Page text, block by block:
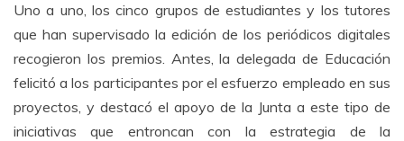
Uno a uno, los cinco grupos de estudiantes y los tutores
que han supervisado la edición de los periódicos digitales
recogieron los premios. Antes, la delegada de Educación
felicitó a los participantes por el esfuerzo empleado en sus
proyectos, y destacó el apoyo de la Junta a este tipo de
iniciativas que entroncan con la estrategia de la